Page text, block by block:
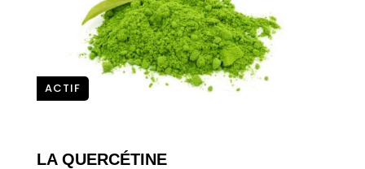
ACTIF
LA QUERCÉTINE